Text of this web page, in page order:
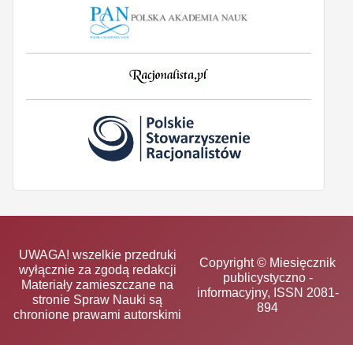
UWAGA! wszelkie przedruki
wyłącznie za zgodą redakcji
Materiały zamieszczane na
stronie Spraw Nauki są
chronione prawami autorskimi
Copyright © Miesięcznik
publicystyczno -
informacyjny, ISSN 2081-
894